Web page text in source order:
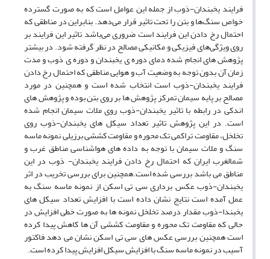
فرایند یخبندان-ذوب از جمله این عوامل است که به صورت گسترده
خواص سنگ‌ها و بتن را تحت تاثیر قرار می‌دهد. بنابراین در مناطقی که
احتمال رخ دادن این فرایند است ضروری می‌باشد تاثیر این فرایند بر
روی ویژگی‌های فیزیکی و مکانیکی مصالح در نظر گرفته شود. در بیشتر
پژوهش های انجام شده دمای دوره ی یخبندان و دوره ی ذوب و مدت
زمان آن بدون توجه به وضعیت آب و هوایی مناطقی که احتمال رخ دادن
فرایند یخبندان-ذوب است انتخاب شده است و همچنین در مورد
مصالح بر پایه سیمان تمرکز پژوهش ها بر روی بتن بوده و پژوهش های
اندکی در رابطه با تاثیر یخبندان-ذوب روی ملات سیمان انجام شده
است. در این پژوهش تاثیر تعداد سیکل های یخبندان-ذوب روی
تخلخل، مقاومت تراکمی تک محوره و مقاومت کششی برزیلی نمونه ماسه
سنگ و ملات سیمان با توجه به داده های هواشناسی مناطق غرب و
شمالغرب ایران که احتمال رخ دادن فرایند یخبندان- ذوب در این
مناطق می باشد بررسی شده است.همچنین برای بررسی تخریب در اثر
یخبندان-ذوب عکس برداری سی تی اسکن از نمونه ماسه سنگ به
عمل آمده است نتایج نشان داده است با افزایش تعداد سیکل های
یخبندا-ذوب مقدار درصد تخلخل نمونه ها به صورت خطی افزایش در
حالی که مقاومت تک محوره و مقاومت کششی آن ها کاهش پیدا کرده
است همچنین بررسی عکس های سی تی اسکن نشان می دهد فاکتور
آسیب در نمونه ماسه سنگ با افزایش سیکل افزایش پیدا کرده است.